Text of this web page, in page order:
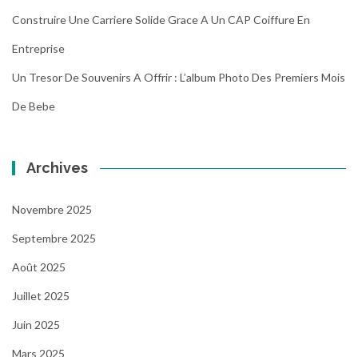
Construire Une Carriere Solide Grace A Un CAP Coiffure En
Entreprise
Un Tresor De Souvenirs A Offrir : L’album Photo Des Premiers Mois
De Bebe
Archives
Novembre 2025
Septembre 2025
Août 2025
Juillet 2025
Juin 2025
Mars 2025